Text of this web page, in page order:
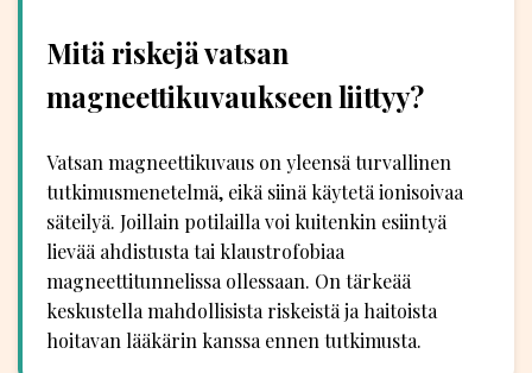
Mitä riskejä vatsan
magneettikuvaukseen liittyy?
Vatsan magneettikuvaus on yleensä turvallinen
tutkimusmenetelmä, eikä siinä käytetä ionisoivaa
säteilyä. Joillain potilailla voi kuitenkin esiintyä
lievää ahdistusta tai klaustrofobiaa
magneettitunnelissa ollessaan. On tärkeää
keskustella mahdollisista riskeistä ja haitoista
hoitavan lääkärin kanssa ennen tutkimusta.